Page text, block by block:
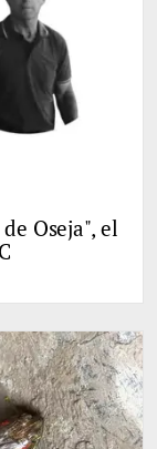
Oseja", el